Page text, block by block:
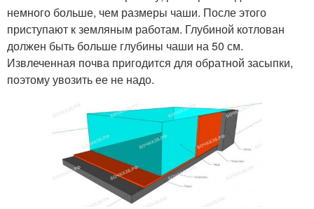
немного больше, чем размеры чаши. После этого
приступают к земляным работам. Глубиной котлован
должен быть больше глубины чаши на 50 см.
Извлеченная почва пригодится для обратной засыпки,
поэтому увозить ее не надо.